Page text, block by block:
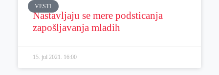
VESTI
Nastavljaju se mere podsticanja
zapošljavanja mladih
15. jul 2021. 16:00